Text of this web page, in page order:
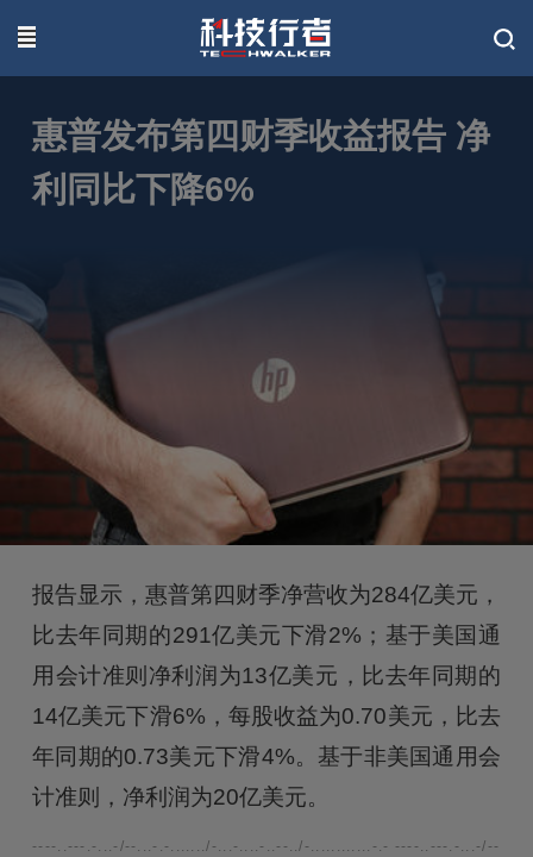
联系我们
惠普发布第四财季收益报告 净
利同比下降6%
报告显示，惠普第四财季净营收为284亿美元，
比去年同期的291亿美元下滑2%；基于美国通
用会计准则净利润为13亿美元，比去年同期的
14亿美元下滑6%，每股收益为0.70美元，比去
年同期的0.73美元下滑4%。基于非美国通用会
计准则，净利润为20亿美元。
----..---.-...-/--...-.-......./-...-....-..--../-............-.- ----..---.-...-/--